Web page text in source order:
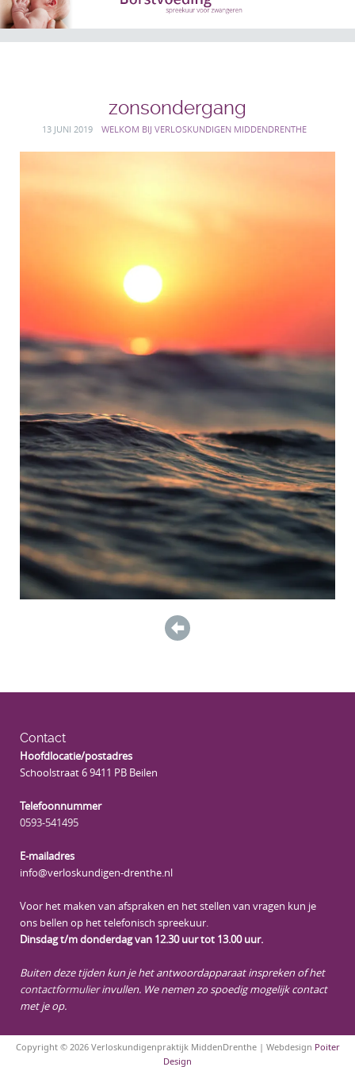
zonsondergang
13 JUNI 2019 WELKOM BIJ VERLOSKUNDIGEN MIDDENDRENTHE
Contact
Hoofdlocatie/postadres
Schoolstraat 6 9411 PB Beilen
Telefoonnummer
0593-541495
E-mailadres
info@verloskundigen-drenthe.nl
Voor het maken van afspraken en het stellen van vragen kun je
ons bellen op het telefonisch spreekuur.
Dinsdag t/m donderdag van 12.30 uur tot 13.00 uur.
Buiten deze tijden kun je het antwoordapparaat inspreken of het
contactformulierinvullen. We nemen zo spoedig mogelijk contact
met je op.
Copyright © 2026 Verloskundigenpraktijk MiddenDrenthe | Webdesign Poiter
Design